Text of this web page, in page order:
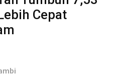
Cepat